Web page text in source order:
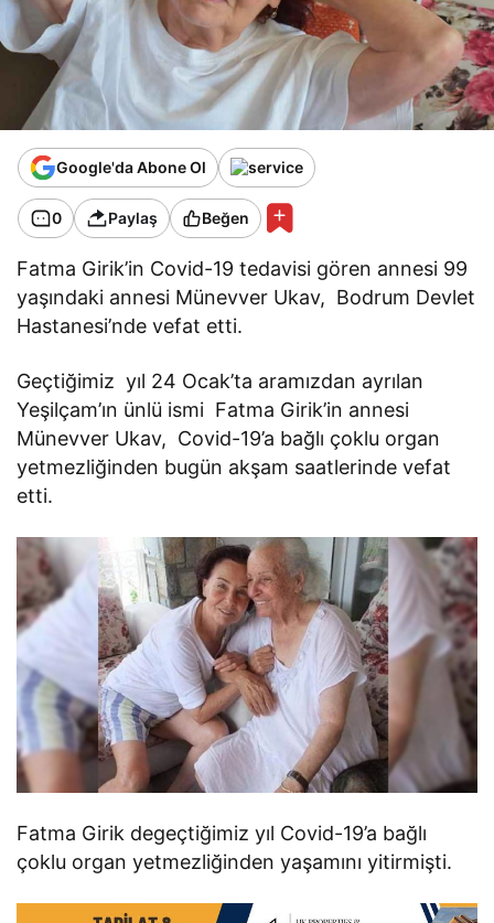
Google'da Abone Ol
0 Paylaş Beğen
Fatma Girik’in Covid-19 tedavisi gören annesi 99
yaşındaki annesi Münevver Ukav, Bodrum Devlet
Hastanesi’nde vefat etti.
Geçtiğimiz yıl 24 Ocak’ta aramızdan ayrılan
Yeşilçam’ın ünlü ismi Fatma Girik’in annesi
Münevver Ukav, Covid-19’a bağlı çoklu organ
yetmezliğinden bugün akşam saatlerinde vefat
etti.
Fatma Girik degeçtiğimiz yıl Covid-19’a bağlı
çoklu organ yetmezliğinden yaşamını yitirmişti.